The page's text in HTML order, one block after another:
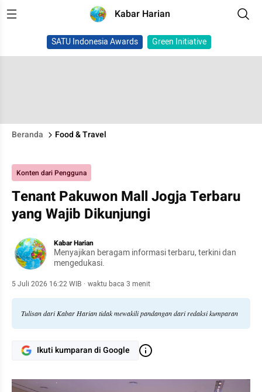
Kabar Harian
SATU Indonesia Awards Green Initiative
Beranda Food & Travel
Konten dari Pengguna
Tenant Pakuwon Mall Jogja Terbaru
yang Wajib Dikunjungi
Kabar Harian
Menyajikan beragam informasi terbaru, terkini dan
mengedukasi.
5 Juli 2026 16:22 WIB · waktu baca 3 menit
Tulisan dari Kabar Harian tidak mewakili pandangan dari redaksi kumparan
Ikuti kumparan di Google